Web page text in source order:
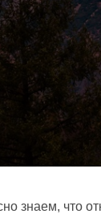
знаем, что